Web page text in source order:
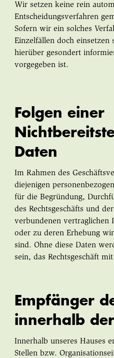
Wir setzen keine rein
Entscheidungsverfahren
Sofern wir ein solches
Einzelfällen doch
hierüber gesondert
vorgegeben ist.
Folgen einer
Daten
Im Rahmen des
diejenigen
für die Begründung,
des Rechtsgeschäfts und
verbundenen vertraglichen
oder zu deren Erhebung
sind. Ohne diese Daten
sein, das Rechtsgeschäft
Empfänger
innerhalb der
Innerhalb unseres Hauses
Stellen bzw.